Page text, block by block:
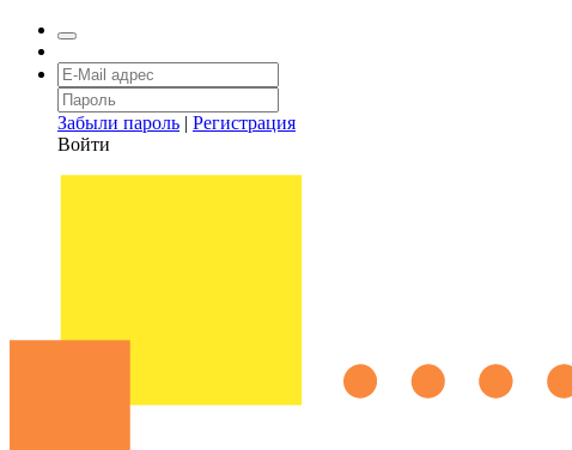
Забыли пароль | Регистрация
Войти